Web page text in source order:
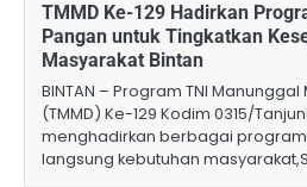
TMMD Ke-129 Hadirkan
Pangan untuk Tingkatkan
Masyarakat Bintan
BINTAN – Program TNI
(TMMD) Ke-129 Kodim 0315/
menghadirkan berbagai
langsung kebutuhan